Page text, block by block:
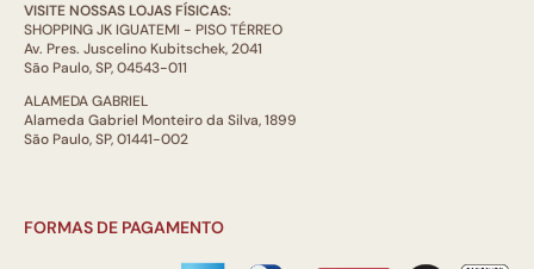
VISITE NOSSAS LOJAS FÍSICAS:
SHOPPING JK IGUATEMI - PISO TÉRREO
Av. Pres. Juscelino Kubitschek, 2041
São Paulo, SP, 04543-011
ALAMEDA GABRIEL
Alameda Gabriel Monteiro da Silva, 1899
São Paulo, SP, 01441-002
FORMAS DE PAGAMENTO